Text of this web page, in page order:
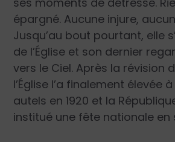
épargné. Aucune injure,
Jusqu’au bout pourtant, elle
de l’Église et son dernier
vers le Ciel. Après la révision
l’Église l’a finalement élevée
autels en 1920 et la
institué une fête nationale en